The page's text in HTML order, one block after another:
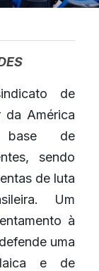
de
da América
base de
sendo
de luta
Um
à
uma
laica e de